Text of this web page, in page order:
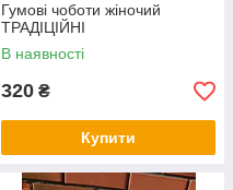
Гумові чоботи жіночий
ТРАДІЦІЙНІ
В наявності
320 ₴
Купити